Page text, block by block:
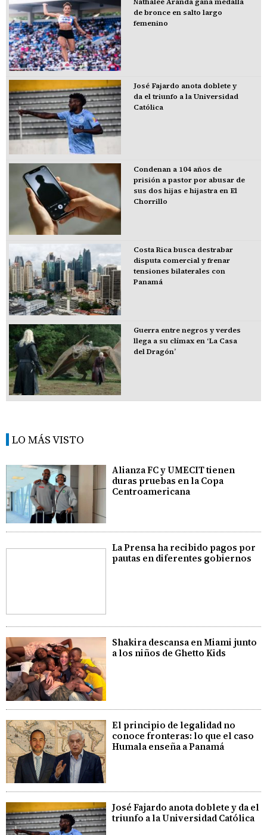
de bronce en salto largo
femenino
José Fajardo anota doblete y
da el triunfo a la Universidad
Católica
Condenan a 104 años de
prisión a pastor por abusar de
sus dos hijas e hijastra en El
Chorrillo
Costa Rica busca destrabar
disputa comercial y frenar
tensiones bilaterales con
Panamá
Guerra entre negros y verdes
llega a su clímax en ‘La Casa
del Dragón’
LO MÁS VISTO
Alianza FC y UMECIT tienen
duras pruebas en la Copa
Centroamericana
La Prensa ha recibido pagos por
pautas en diferentes gobiernos
Shakira descansa en Miami junto
a los niños de Ghetto Kids
El principio de legalidad no
conoce fronteras: lo que el caso
Humala enseña a Panamá
José Fajardo anota doblete y da el
triunfo a la Universidad Católica